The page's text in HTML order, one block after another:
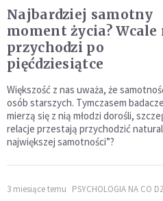
Najbardziej samotny
moment życia? Wcale
przychodzi po
pięćdziesiątce
Większość z nas uważa, że
osób starszych. Tymczasem
mierzą się z nią młodzi dorośli,
relacje przestają przychodzić
największej samotności”?
3 miesiące temu PSYCHOLOGIA NA CO